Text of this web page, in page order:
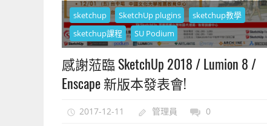
sketchup SketchUp plugins
sketchup教學
sketchup課程
SU Podium
感謝蒞臨 SketchUp 2018 / Lumion 8 /
Enscape 新版本發表會!
2017-12-11 管理員 0